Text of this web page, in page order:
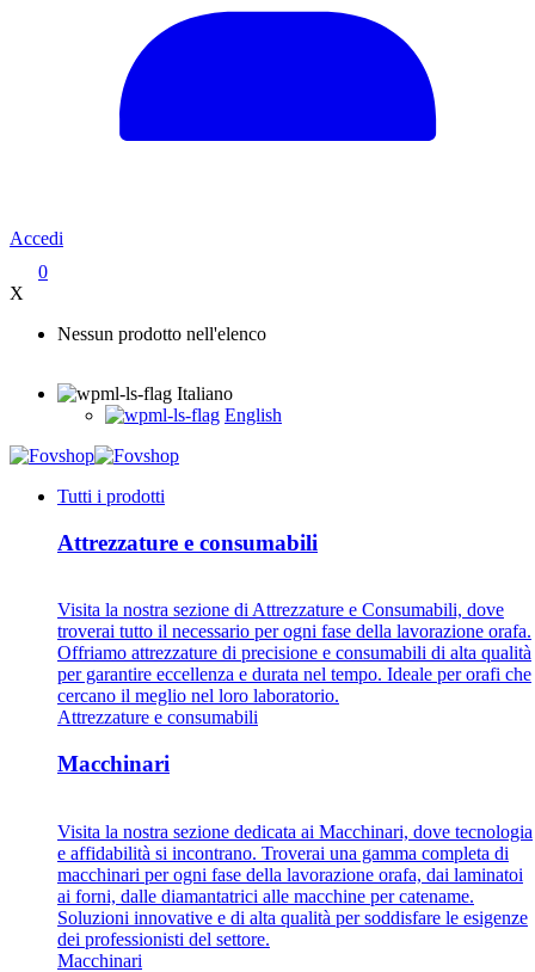
Accedi
0
X
Nessun prodotto nell'elenco
Italiano
English
Tutti i prodotti
Attrezzature e consumabili
Visita la nostra sezione di Attrezzature e Consumabili, dove
troverai tutto il necessario per ogni fase della lavorazione orafa.
Offriamo attrezzature di precisione e consumabili di alta qualità
per garantire eccellenza e durata nel tempo. Ideale per orafi che
cercano il meglio nel loro laboratorio.
Attrezzature e consumabili
Macchinari
Visita la nostra sezione dedicata ai Macchinari, dove tecnologia
e affidabilità si incontrano. Troverai una gamma completa di
macchinari per ogni fase della lavorazione orafa, dai laminatoi
ai forni, dalle diamantatrici alle macchine per catename.
Soluzioni innovative e di alta qualità per soddisfare le esigenze
dei professionisti del settore.
Macchinari